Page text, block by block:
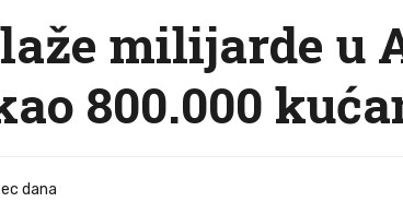
milijarde u
800.000
dana